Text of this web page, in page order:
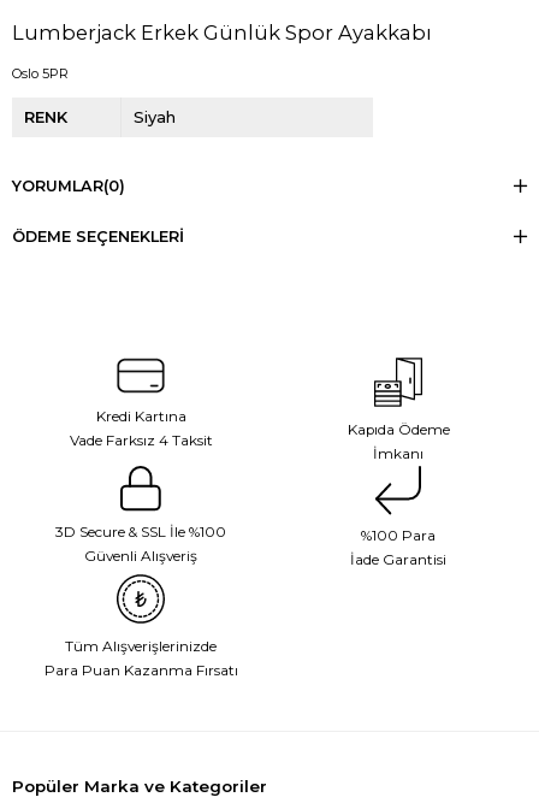
Lumberjack Erkek Günlük Spor Ayakkabı
Oslo 5PR
RENK Siyah
YORUMLAR(0)
ÖDEME SEÇENEKLERI
Kredi Kartına
Vade Farksız 4 Taksit
Kapıda Ödeme
İmkanı
3D Secure & SSL İle %100
Güvenli Alışveriş
%100 Para
İade Garantisi
Tüm Alışverişlerinizde
Para Puan Kazanma Fırsatı
Popüler Marka ve Kategoriler